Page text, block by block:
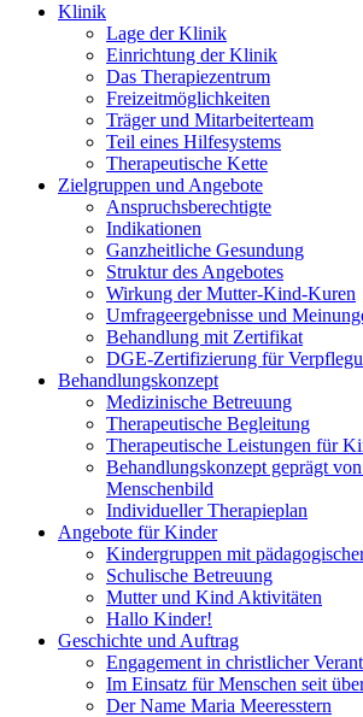
Klinik
Lage der Klinik
Einrichtung der Klinik
Das Therapiezentrum
Freizeitmöglichkeiten
Träger und Mitarbeiterteam
Teil eines Hilfesystems
Therapeutische Kette
Zielgruppen und Angebote
Anspruchsberechtigte
Indikationen
Ganzheitliche Gesundung
Struktur des Angebotes
Wirkung der Mutter-Kind-Kuren
Umfrageergebnisse und
Behandlung mit Zertifikat
DGE-Zertifizierung für
Behandlungskonzept
Medizinische Betreuung
Therapeutische Begleitung
Therapeutische Leistungen für
Behandlungskonzept geprägt
Menschenbild
Individueller Therapieplan
Angebote für Kinder
Kindergruppen mit
Schulische Betreuung
Mutter und Kind Aktivitäten
Hallo Kinder!
Geschichte und Auftrag
Engagement in christlicher
Im Einsatz für Menschen seit
Der Name Maria Meeresstern